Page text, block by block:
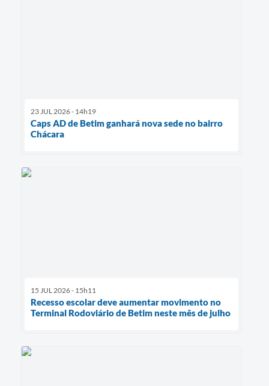
23 JUL 2026 - 14h19
Caps AD de Betim ganhará nova sede no bairro
Chácara
15 JUL 2026 - 15h11
Recesso escolar deve aumentar movimento no
Terminal Rodoviário de Betim neste mês de julho